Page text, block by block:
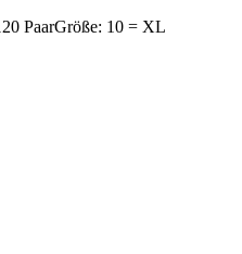
PaarGröße: 10 = XL